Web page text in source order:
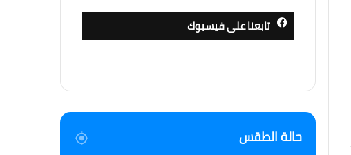
تابعنا على فيسبوك
حالة الطقس